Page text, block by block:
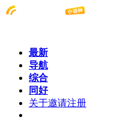
最新
导航
综合
同好
关于邀请注册